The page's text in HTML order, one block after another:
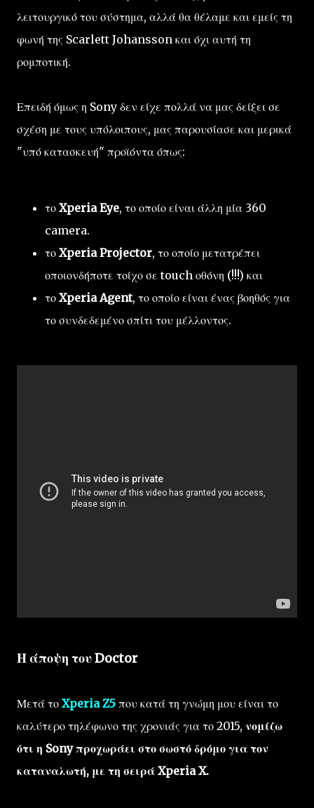
λειτουργικό του σύστημα, αλλά θα θέλαμε και εμείς τη
φωνή της Scarlett Johansson και όχι αυτή τη
ρομποτική.
Επειδή όμως η Sony δεν είχε πολλά να μας δείξει σε
σχέση με τους υπόλοιπους, μας παρουσίασε και μερικά
"υπό κατασκευή" προϊόντα όπως:
το Xperia Eye, το οποίο είναι άλλη μία 360
camera.
το Xperia Projector, το οποίο μετατρέπει
οποιονδήποτε τοίχο σε touch οθόνη (!!!) και
το Xperia Agent, το οποίο είναι ένας βοηθός για
το συνδεδεμένο σπίτι του μέλλοντος.
Η άποψη του Doctor
Μετά το Xperia Z5 που κατά τη γνώμη μου είναι το
καλύτερο τηλέφωνο της χρονιάς για το 2015, νομίζω
ότι η Sony προχωράει στο σωστό δρόμο για τον
καταναλωτή, με τη σειρά Xperia X.